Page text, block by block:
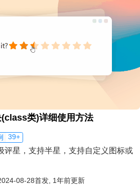
类)详细使用方法
39+
评星，支持半星，支持自定义图标或
08-28首发, 1年前更新